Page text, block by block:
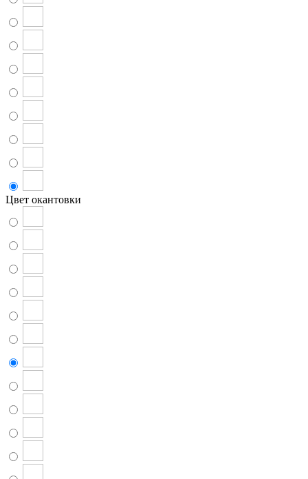
Цвет окантовки